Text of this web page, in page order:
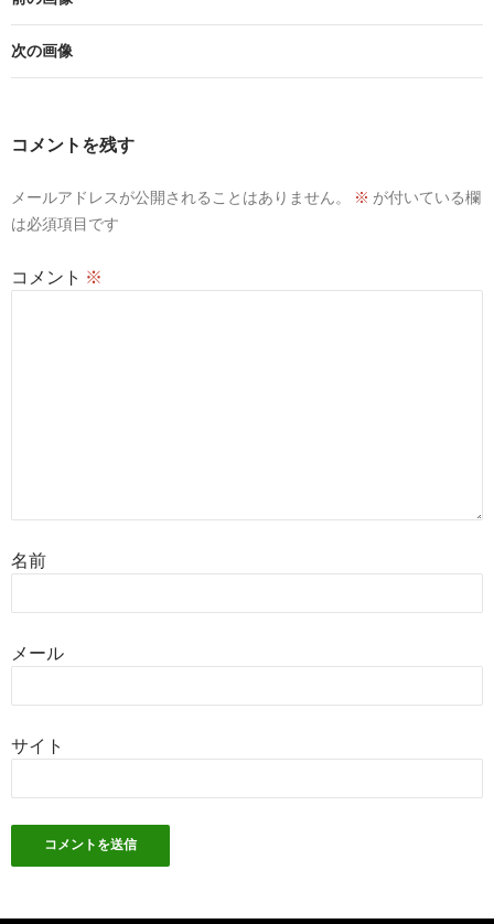
次の画像
コメントを残す
メールアドレスが公開されることはありません。 ※ が付いている欄
は必須項目です
コメント ※
名前
メール
サイト